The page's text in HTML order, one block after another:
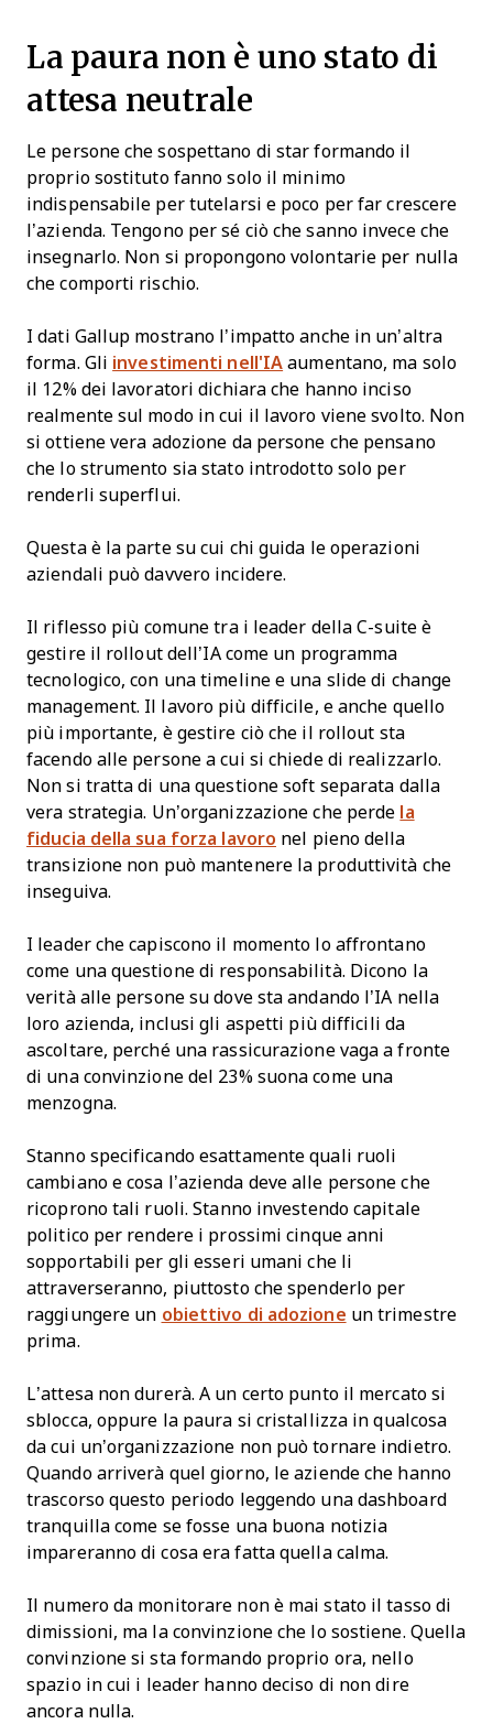
La paura non è uno stato di
attesa neutrale
Le persone che sospettano di star formando il
proprio sostituto fanno solo il minimo
indispensabile per tutelarsi e poco per far crescere
l’azienda. Tengono per sé ciò che sanno invece che
insegnarlo. Non si propongono volontarie per nulla
che comporti rischio.
I dati Gallup mostrano l’impatto anche in un’altra
forma. Gli investimenti nell'IA aumentano, ma solo
il 12% dei lavoratori dichiara che hanno inciso
realmente sul modo in cui il lavoro viene svolto. Non
si ottiene vera adozione da persone che pensano
che lo strumento sia stato introdotto solo per
renderli superflui.
Questa è la parte su cui chi guida le operazioni
aziendali può davvero incidere.
Il riflesso più comune tra i leader della C-suite è
gestire il rollout dell’IA come un programma
tecnologico, con una timeline e una slide di change
management. Il lavoro più difficile, e anche quello
più importante, è gestire ciò che il rollout sta
facendo alle persone a cui si chiede di realizzarlo.
Non si tratta di una questione soft separata dalla
vera strategia. Un’organizzazione che perde la
fiducia della sua forza lavoro nel pieno della
transizione non può mantenere la produttività che
inseguiva.
I leader che capiscono il momento lo affrontano
come una questione di responsabilità. Dicono la
verità alle persone su dove sta andando l’IA nella
loro azienda, inclusi gli aspetti più difficili da
ascoltare, perché una rassicurazione vaga a fronte
di una convinzione del 23% suona come una
menzogna.
Stanno specificando esattamente quali ruoli
cambiano e cosa l’azienda deve alle persone che
ricoprono tali ruoli. Stanno investendo capitale
politico per rendere i prossimi cinque anni
sopportabili per gli esseri umani che li
attraverseranno, piuttosto che spenderlo per
raggiungere un obiettivo di adozione un trimestre
prima.
L’attesa non durerà. A un certo punto il mercato si
sblocca, oppure la paura si cristallizza in qualcosa
da cui un’organizzazione non può tornare indietro.
Quando arriverà quel giorno, le aziende che hanno
trascorso questo periodo leggendo una dashboard
tranquilla come se fosse una buona notizia
impareranno di cosa era fatta quella calma.
Il numero da monitorare non è mai stato il tasso di
dimissioni, ma la convinzione che lo sostiene. Quella
convinzione si sta formando proprio ora, nello
spazio in cui i leader hanno deciso di non dire
ancora nulla.